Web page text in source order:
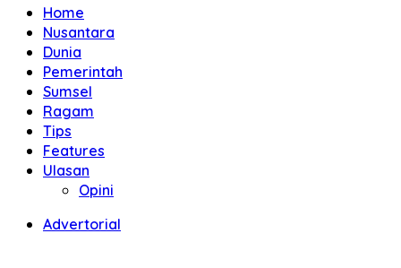
Home
Nusantara
Dunia
Pemerintah
Sumsel
Ragam
Tips
Features
Ulasan
Opini
Advertorial